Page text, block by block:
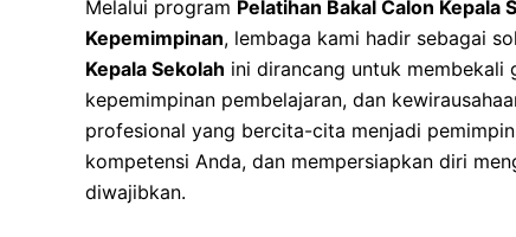
Melalui program Pelatihan Bakal Calon
Kepemimpinan, lembaga kami hadir sebagai
Kepala Sekolah ini dirancang untuk membekali
kepemimpinan pembelajaran, dan
profesional yang bercita-cita menjadi
kompetensi Anda, dan mempersiapkan diri
diwajibkan.